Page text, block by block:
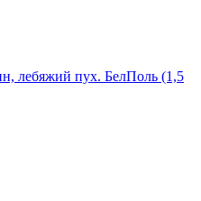
лебяжий пух. БелПоль (1,5